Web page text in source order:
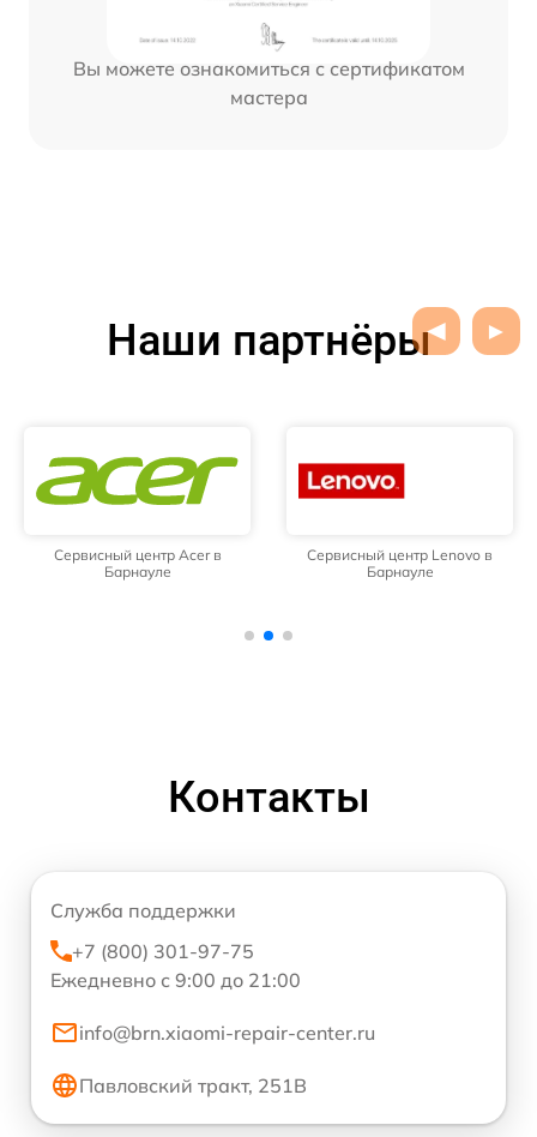
Вы можете ознакомиться с сертификатом
мастера
Наши партнёры
Сервисный центр Acer в
Барнауле
Сервисный центр Lenovo в
Барнауле
Контакты
Служба поддержки
+7 (800) 301-97-75
Ежедневно с 9:00 до 21:00
info@brn.xiaomi-repair-center.ru
Павловский тракт, 251В